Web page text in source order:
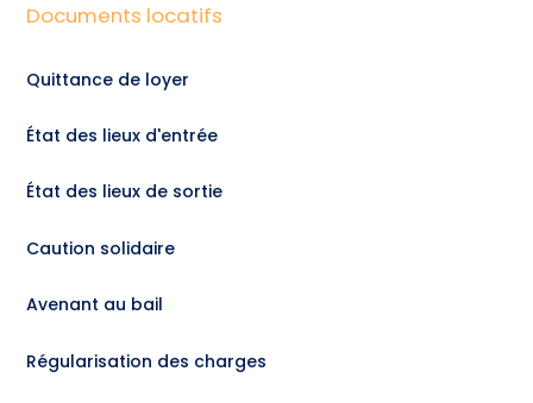
Documents locatifs
Quittance de loyer
État des lieux d'entrée
État des lieux de sortie
Caution solidaire
Avenant au bail
Régularisation des charges